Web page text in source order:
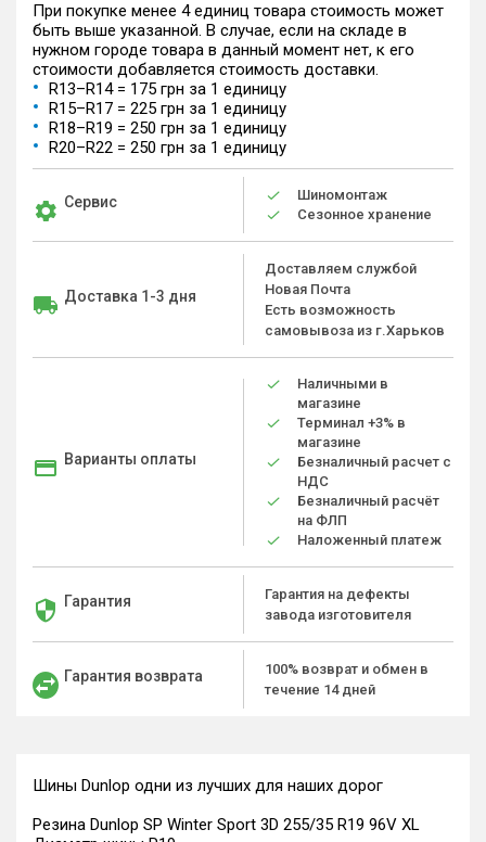
При покупке менее 4 единиц товара стоимость может
быть выше указанной. В случае, если на складе в
нужном городе товара в данный момент нет, к его
стоимости добавляется стоимость доставки.
R13–R14 = 175 грн за 1 единицу
R15–R17 = 225 грн за 1 единицу
R18–R19 = 250 грн за 1 единицу
R20–R22 = 250 грн за 1 единицу
Сервис
Шиномонтаж
Сезонное хранение
Доставка 1-3 дня
Доставляем службой
Новая Почта
Есть возможность
самовывоза из г.Харьков
Варианты оплаты
Наличными в
магазине
Терминал +3% в
магазине
Безналичный расчет с
НДС
Безналичный расчёт
на ФЛП
Наложенный платеж
Гарантия
Гарантия на дефекты
завода изготовителя
Гарантия возврата
100% возврат и обмен в
течение 14 дней
Шины Dunlop одни из лучших для наших дорог
Резина Dunlop SP Winter Sport 3D 255/35 R19 96V XL